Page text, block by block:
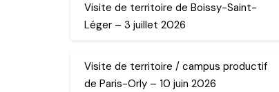
Visite de territoire de Boissy-Saint-
Léger – 3 juillet 2026
Visite de territoire / campus productif
de Paris-Orly – 10 juin 2026